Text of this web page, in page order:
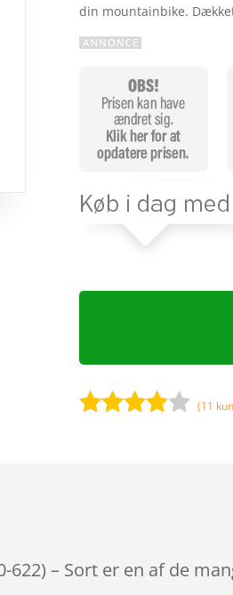
din mountainbike.
ømmels
er
(11
– Sort er en af de